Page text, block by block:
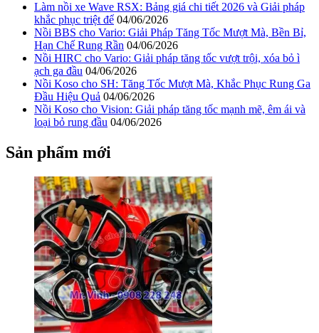
Làm nồi xe Wave RSX: Bảng giá chi tiết 2026 và Giải pháp
khắc phục triệt để 04/06/2026
Nồi BBS cho Vario: Giải Pháp Tăng Tốc Mượt Mà, Bền Bỉ,
Hạn Chế Rung Rần 04/06/2026
Nồi HIRC cho Vario: Giải pháp tăng tốc vượt trội, xóa bỏ ì
ạch ga đầu 04/06/2026
Nồi Koso cho SH: Tăng Tốc Mượt Mà, Khắc Phục Rung Ga
Đầu Hiệu Quả 04/06/2026
Nồi Koso cho Vision: Giải pháp tăng tốc mạnh mẽ, êm ái và
loại bỏ rung đầu 04/06/2026
Sản phẩm mới